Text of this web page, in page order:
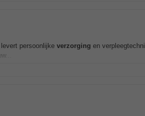
persoonlijke verzorging en